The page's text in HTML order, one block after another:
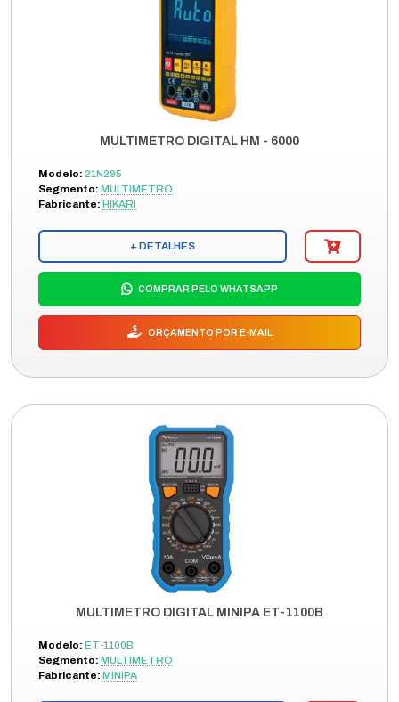
MULTIMETRO DIGITAL HM - 6000
Modelo: 21N295
Segmento: MULTIMETRO
Fabricante: HIKARI
+ DETALHES
COMPRAR PELO WHATSAPP
ORÇAMENTO POR E-MAIL
MULTIMETRO DIGITAL MINIPA ET-1100B
Modelo: ET-1100B
Segmento: MULTIMETRO
Fabricante: MINIPA